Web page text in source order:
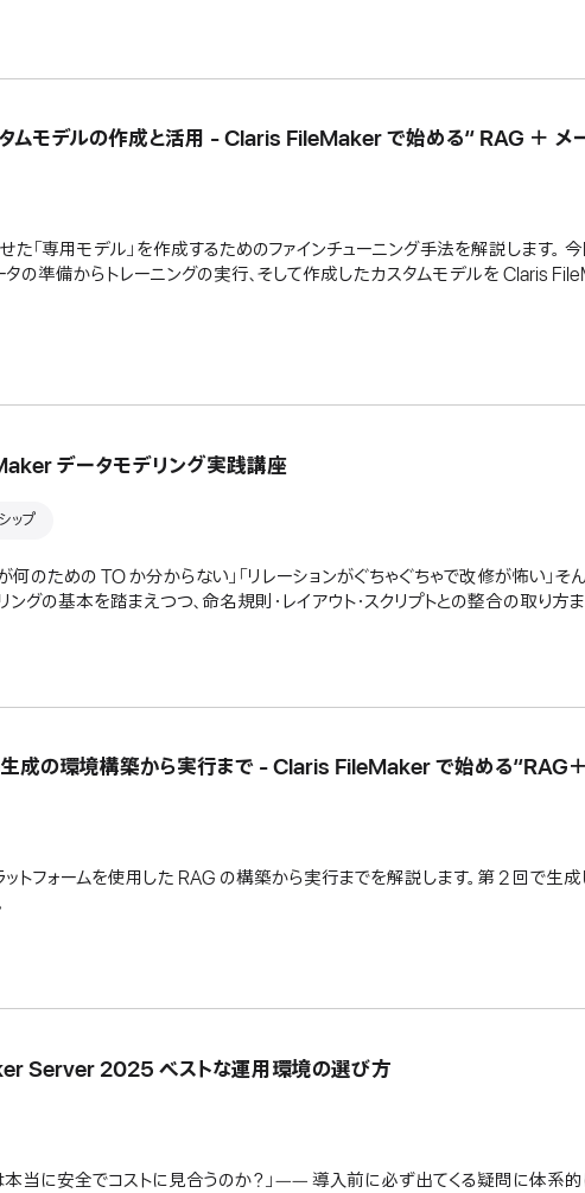
タムモデルの作成と活用 - Claris FileMaker で始める“ RAG ＋
「専用モデル」を作成するためのファインチューニング手法を解説します。
タの準備からトレーニングの実行、そして作成したカスタムモデルを Claris
データモデリング実践講座
ップ
が何のための TO か分からない」「リレーションがぐちゃぐちゃで改修が怖い」
グの基本を踏まえつつ、命名規則・レイアウト・スクリプトとの整合の取り方
成の環境構築から実行まで - Claris FileMaker で始める“RAG
フォームを使用した RAG の構築から実行までを解説します。第 2 回で生
Server 2025 ベストな運用環境の選び方
は本当に安全でコストに見合うのか？」―― 導入前に必ず出てくる疑問に体系